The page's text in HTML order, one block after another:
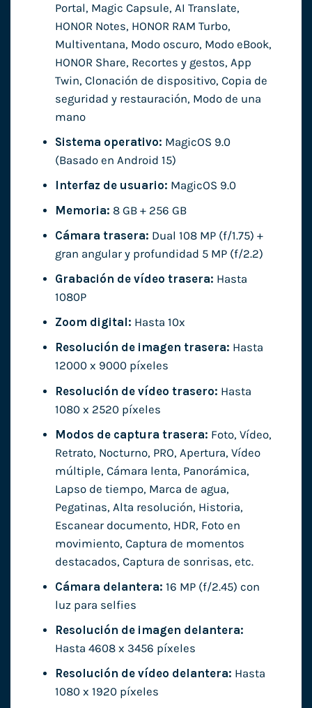
Portal, Magic Capsule, AI Translate,
HONOR Notes, HONOR RAM Turbo,
Multiventana, Modo oscuro, Modo eBook,
HONOR Share, Recortes y gestos, App
Twin, Clonación de dispositivo, Copia de
seguridad y restauración, Modo de una
mano
Sistema operativo: MagicOS 9.0
(Basado en Android 15)
Interfaz de usuario: MagicOS 9.0
Memoria: 8 GB + 256 GB
Cámara trasera: Dual 108 MP (f/1.75) +
gran angular y profundidad 5 MP (f/2.2)
Grabación de vídeo trasera: Hasta
1080P
Zoom digital: Hasta 10x
Resolución de imagen trasera: Hasta
12000 x 9000 píxeles
Resolución de vídeo trasero: Hasta
1080 x 2520 píxeles
Modos de captura trasera: Foto, Vídeo,
Retrato, Nocturno, PRO, Apertura, Vídeo
múltiple, Cámara lenta, Panorámica,
Lapso de tiempo, Marca de agua,
Pegatinas, Alta resolución, Historia,
Escanear documento, HDR, Foto en
movimiento, Captura de momentos
destacados, Captura de sonrisas, etc.
Cámara delantera: 16 MP (f/2.45) con
luz para selfies
Resolución de imagen delantera:
Hasta 4608 x 3456 píxeles
Resolución de vídeo delantera: Hasta
1080 x 1920 píxeles